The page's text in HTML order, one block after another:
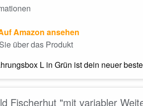
Amazon ansehen
über das Produkt
L in Grün ist dein neuer
Fischerhut "mit variabler